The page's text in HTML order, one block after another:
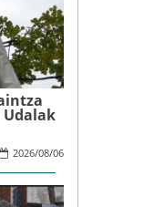
2026/08/06